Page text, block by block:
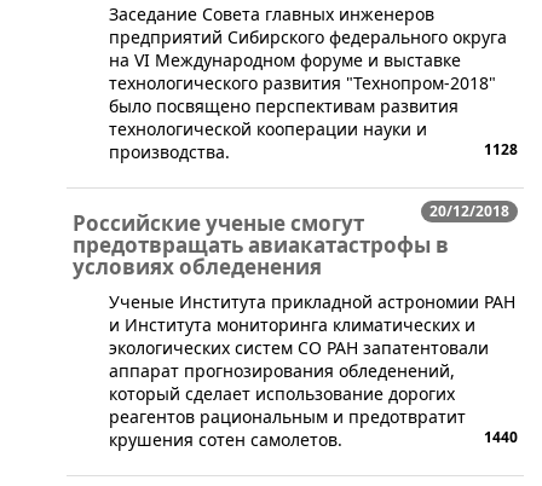
​Заседание Совета главных инженеров
предприятий Сибирского федерального округа
на VI Международном форуме и выставке
технологического развития "Технопром-2018"
было посвящено перспективам развития
технологической кооперации науки и
производства.
1128
20/12/2018
Российские ученые смогут
предотвращать авиакатастрофы в
условиях обледенения
Ученые Института прикладной астрономии РАН
и Института мониторинга климатических и
экологических систем СО РАН запатентовали
аппарат прогнозирования обледенений,
который сделает использование дорогих
реагентов рациональным и предотвратит
крушения сотен самолетов.
1440